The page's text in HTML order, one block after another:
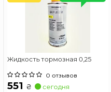
Жидкость тормозная 0,25
0 отзывов
551 ₴ сегодня